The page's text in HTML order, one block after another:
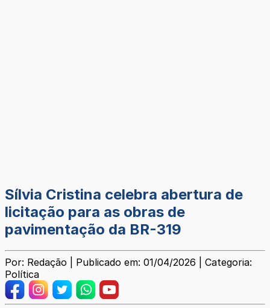
Sílvia Cristina celebra abertura de
licitação para as obras de
pavimentação da BR-319
Por: Redação | Publicado em: 01/04/2026 | Categoria:
Política